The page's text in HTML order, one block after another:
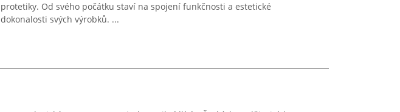
protetiky. Od svého počátku staví na spojení funkčnosti a estetické
dokonalosti svých výrobků. ...